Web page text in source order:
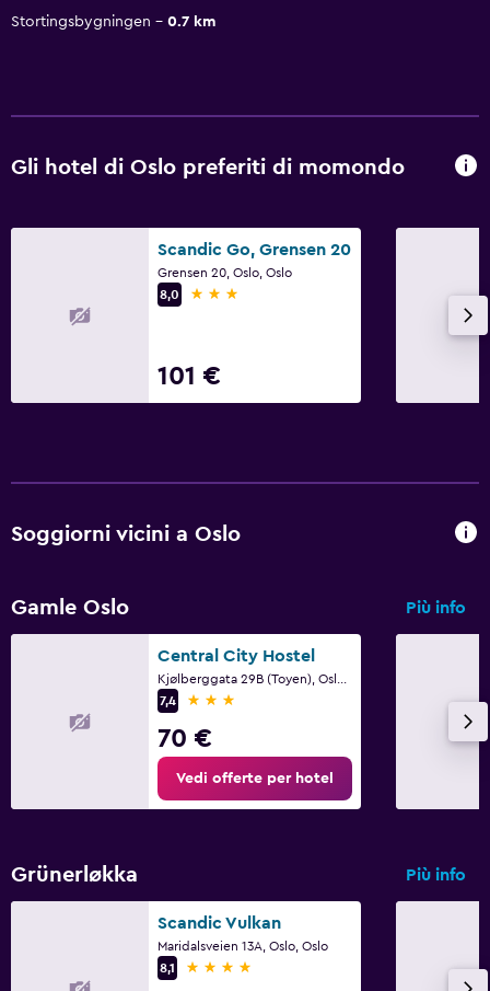
Stortingsbygningen
0.7 km
Gli hotel di Oslo preferiti di momondo
Scandic Go, Grensen 20
Grensen 20, Oslo, Oslo
8,0
3 stelle
101 €
Soggiorni vicini a Oslo
Gamle Oslo Più info
Central City Hostel
7,4
3 stelle
70 €
Vedi offerte per hotel
Grünerløkka Più info
Scandic Vulkan
Maridalsveien 13A, Oslo, Oslo
8,1
4 stelle